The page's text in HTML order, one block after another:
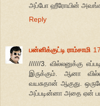
அப்போ ஹீரோயின்
Reply
பன்னிக்குட்டி ராம்சாமி
//////3. வில்லனுக்கு
இருக்கும். ஆனா
வயசுதான் ஆகுது.
அப்படின்னா அதை ஏன்